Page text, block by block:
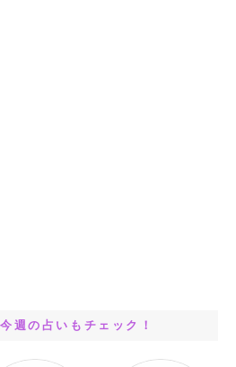
週の占いもチェック！